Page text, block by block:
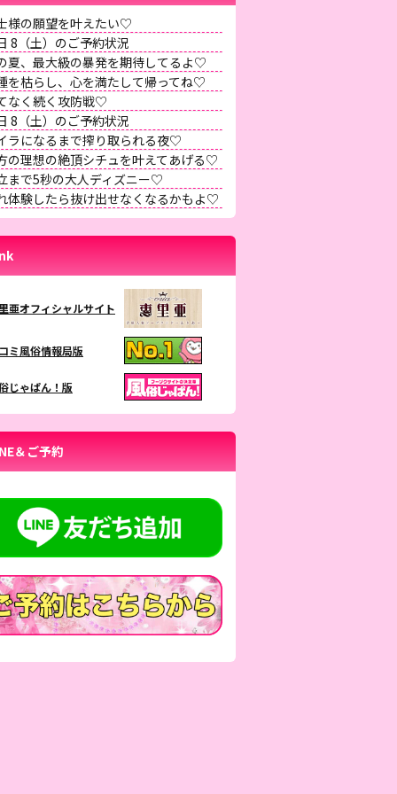
様の願望を叶えたい♡
8（土）のご予約状況
夏、最大級の暴発を期待してるよ♡
を枯らし、心を満たして帰ってね♡
なく続く攻防戦♡
8（土）のご予約状況
ラになるまで搾り取られる夜♡
の理想の絶頂シチュを叶えてあげる♡
まで5秒の大人ディズニー♡
体験したら抜け出せなくなるかもよ♡
亜オフィシャルサイト
ミ風俗情報局版
じゃぱん！版
＆ご予約